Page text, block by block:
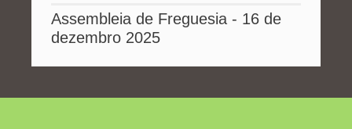
Assembleia de Freguesia - 16 de
dezembro 2025